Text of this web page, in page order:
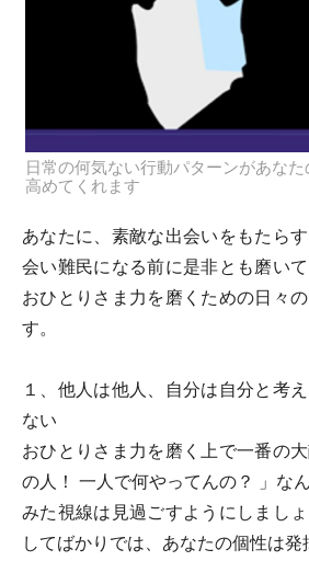
日常の何気ない行動パターンがあな
高めてくれます
あなたに、素敵な出会いをもたら
会い難民になる前に是非とも磨いて
おひとりさま力を磨くための日々
す。
１、他人は他人、自分は自分と考
ない
おひとりさま力を磨く上で一番の
の人！ 一人で何やってんの？ 」な
みた視線は見過ごすようにしまし
してばかりでは、あなたの個性は発